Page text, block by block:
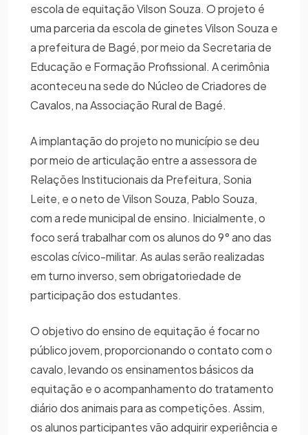
escola de equitação Vilson Souza. O projeto é
uma parceria da escola de ginetes Vilson Souza e
a prefeitura de Bagé, por meio da Secretaria de
Educação e Formação Profissional. A cerimônia
aconteceu na sede do Núcleo de Criadores de
Cavalos, na Associação Rural de Bagé.
A implantação do projeto no município se deu
por meio de articulação entre a assessora de
Relações Institucionais da Prefeitura, Sonia
Leite, e o neto de Vilson Souza, Pablo Souza,
com a rede municipal de ensino. Inicialmente, o
foco será trabalhar com os alunos do 9° ano das
escolas cívico-militar. As aulas serão realizadas
em turno inverso, sem obrigatoriedade de
participação dos estudantes.
O objetivo do ensino de equitação é focar no
público jovem, proporcionando o contato com o
cavalo, levando os ensinamentos básicos da
equitação e o acompanhamento do tratamento
diário dos animais para as competições. Assim,
os alunos participantes vão adquirir experiência e